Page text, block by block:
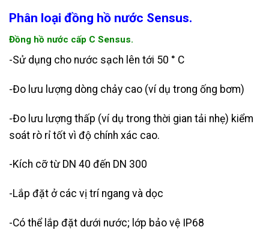
Phân loại đồng hồ nước Sensus.
Đồng hồ nước cấp C Sensus.
-Sử dụng cho nước sạch lên tới 50 ° C
-Đo lưu lượng dòng chảy cao (ví dụ trong ống bơm)
-Đo lưu lượng thấp (ví dụ trong thời gian tải nhẹ) kiểm
soát rò rỉ tốt vì độ chính xác cao.
-Kích cỡ từ DN 40 đến DN 300
-Lắp đặt ở các vị trí ngang và dọc
-Có thể lắp đặt dưới nước; lớp bảo vệ IP68